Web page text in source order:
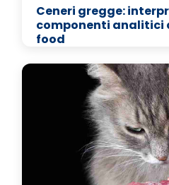
Ceneri gregge:
componenti analitici
food